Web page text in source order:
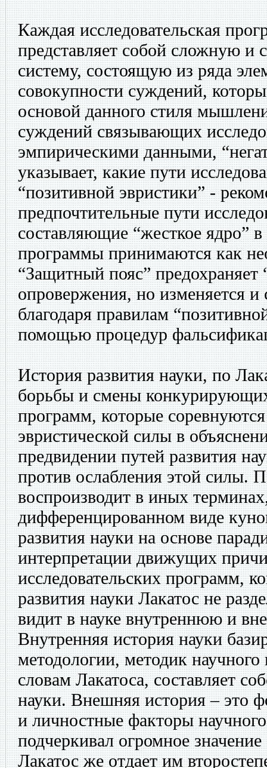
Каждая исследовательская
представляет собой сложную и
систему, состоящую из ряда
совокупности суждений,
основой данного стиля
суждений связывающих
эмпирическими данными,
указывает, какие пути
“позитивной эвристики” -
предпочтительные пути
составляющие “жесткое ядро”
программы принимаются как
“Защитный пояс” предохраняет
опровержения, но изменяется и
благодаря правилам
помощью процедур
История развития науки, по
борьбы и смены
программ, которые
эвристической силы в
предвидении путей развития
против ослабления этой силы.
воспроизводит в иных
дифференцированном виде
развития науки на основе
интерпретации движущих
исследовательских программ,
развития науки Лакатос не
видит в науке внутреннюю и
Внутренняя история науки
методологии, методик
словам Лакатоса, составляет
науки. Внешняя история – это
и личностные факторы
подчеркивал огромное
Лакатос же отдает им